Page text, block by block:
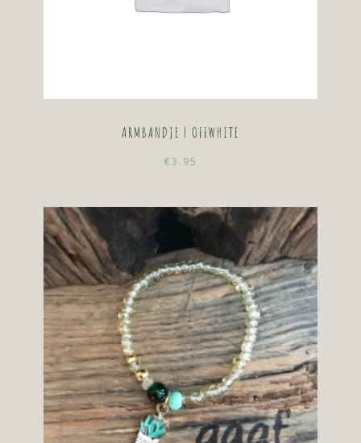
ARMBANDJE | OFFWHITE
€3.95